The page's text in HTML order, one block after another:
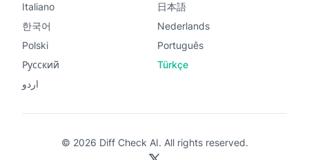
Italiano
日本語
한국어
Nederlands
Polski
Português
Русский
Türkçe
اردو
© 2026 Diff Check AI. All rights reserved.